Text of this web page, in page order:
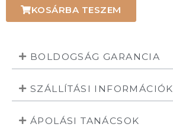
BOLDOGSÁG GARANCIA
SZÁLLÍTÁSI INFORMÁCIÓK
ÁPOLÁSI TANÁCSOK
KOSÁRBA TESZEM